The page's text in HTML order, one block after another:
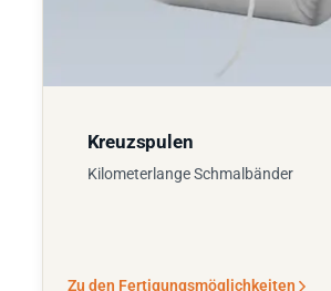
Kreuzspulen
Kilometerlange Schmalbänder
Zu den Fertigungsmöglichkeiten